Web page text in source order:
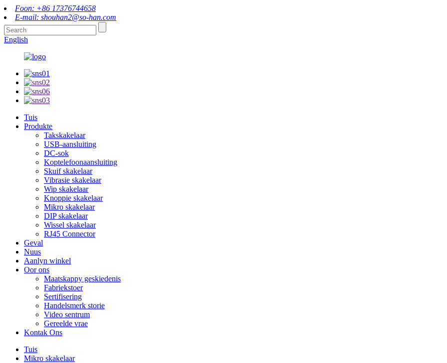
Foon: +86 17376744658
E-mail: shouhan2@so-han.com
English
Tuis
Produkte
Takskakelaar
USB-aansluiting
DC-sok
Koptelefoonaansluiting
Skuif skakelaar
Vibrasie skakelaar
Wip skakelaar
Knoppie skakelaar
Mikro skakelaar
DIP skakelaar
Wissel skakelaar
RJ45 Connector
Geval
Nuus
Aanlyn winkel
Oor ons
Maatskappy geskiedenis
Fabriekstoer
Sertifisering
Handelsmerk storie
Video sentrum
Gereelde vrae
Kontak Ons
Tuis
Mikro skakelaar